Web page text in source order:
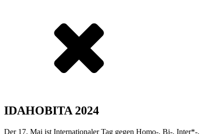
IDAHOBITA 2024
Der 17. Mai ist Internationaler Tag gegen Homo-, Bi-, Inter*-,